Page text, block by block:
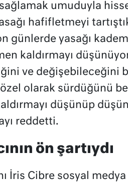
umuduyla
hafifletmeyi
günlerde yasağı
kaldırmayı
ve değişebileceğini
olarak sürdüğünü
düşünüp
reddetti.
ön şartıydı
İris Cibre sosyal medya